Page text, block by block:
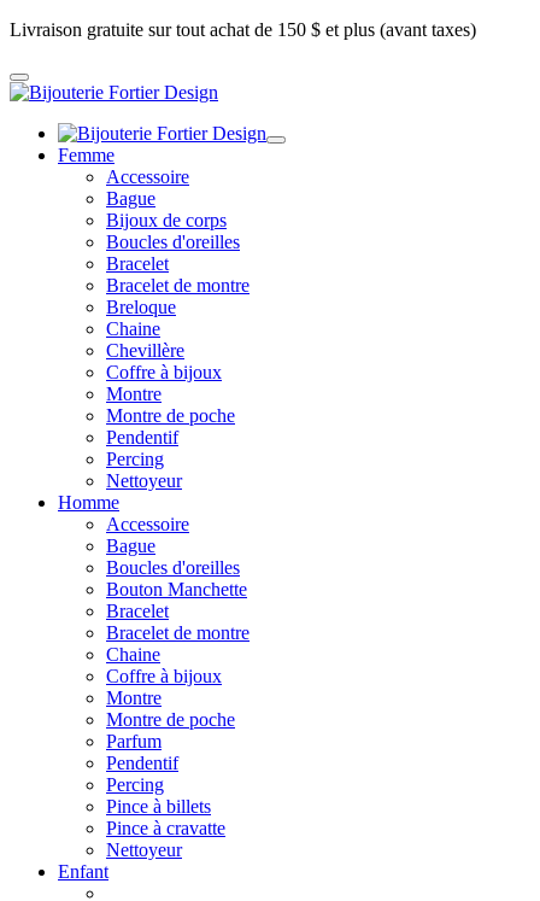
Livraison gratuite sur tout achat de 150 $ et plus (avant taxes)
Femme
Accessoire
Bague
Bijoux de corps
Boucles d'oreilles
Bracelet
Bracelet de montre
Breloque
Chaine
Chevillère
Coffre à bijoux
Montre
Montre de poche
Pendentif
Percing
Nettoyeur
Homme
Accessoire
Bague
Boucles d'oreilles
Bouton Manchette
Bracelet
Bracelet de montre
Chaine
Coffre à bijoux
Montre
Montre de poche
Parfum
Pendentif
Percing
Pince à billets
Pince à cravatte
Nettoyeur
Enfant